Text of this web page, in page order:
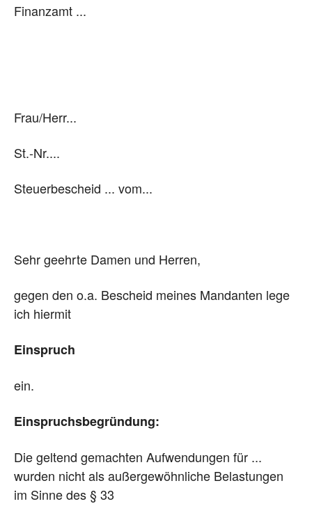
Finanzamt ...
Frau/Herr...
St.-Nr....
Steuerbescheid ... vom...
Sehr geehrte Damen und Herren,
gegen den o.a. Bescheid meines Mandanten lege
ich hiermit
Einspruch
ein.
Einspruchsbegründung:
Die geltend gemachten Aufwendungen für ...
wurden nicht als außergewöhnliche Belastungen
im Sinne des § 33